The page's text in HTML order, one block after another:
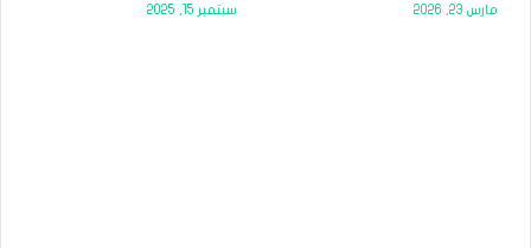
مارس 23, 2026 سبتمبر 15, 2025